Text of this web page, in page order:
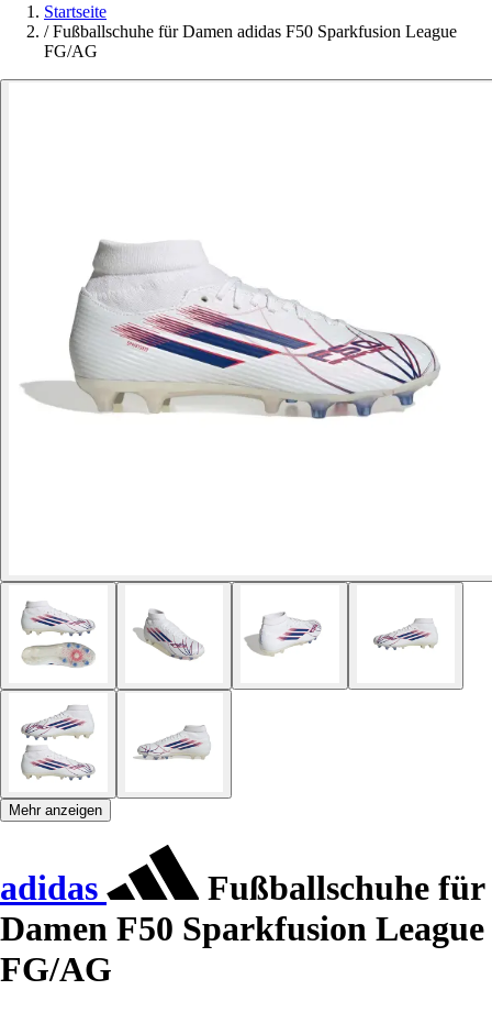
Startseite
/ Fußballschuhe für Damen adidas F50 Sparkfusion League
FG/AG
Mehr anzeigen
adidas
Fußballschuhe für
Damen F50 Sparkfusion League
FG/AG